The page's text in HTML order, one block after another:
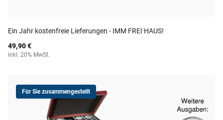
Ein Jahr kostenfreie Lieferungen - IMM FREI HAUS!
49,90 €
inkl. 20% MwSt.
Für Sie zusammengestellt